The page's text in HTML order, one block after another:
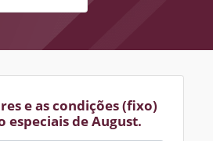
e as condições (fixo)
especiais de August.